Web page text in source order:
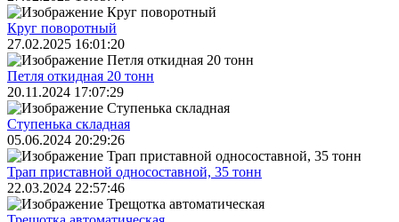
Круг поворотный
27.02.2025 16:01:20
Петля откидная 20 тонн
20.11.2024 17:07:29
Ступенька складная
05.06.2024 20:29:26
Трап приставной односоставной, 35 тонн
22.03.2024 22:57:46